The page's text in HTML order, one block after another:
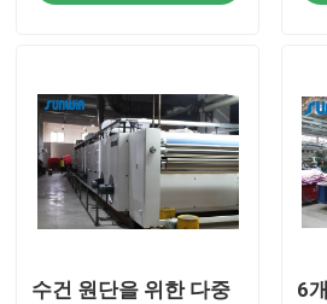
직물 건조 기계
구성 열 고정 시간
직물 완성 가공기
수건 원단을 위한 다중
6